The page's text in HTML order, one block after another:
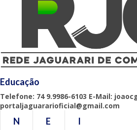
Educação
Telefone: 74 9.9986-6103 E-Mail:
portaljaguararioficial@gmail.com
N
E
I